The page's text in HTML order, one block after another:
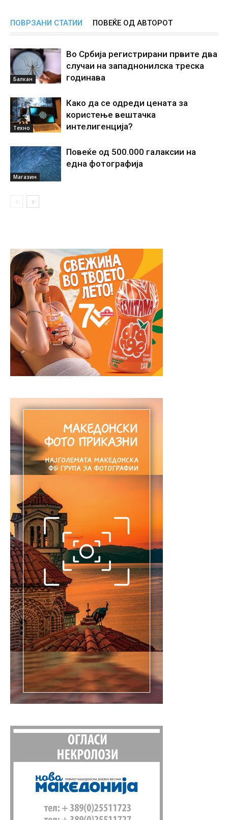
ПОВРЗАНИ СТАТИИ ПОВЕЌЕ ОД АВТОРОТ
Балкан
Во Србија регистрирани првите два
случаи на западнонилска треска
годинава
Техно
Како да се одреди цената за
користење вештачка
интелигенциjа?
Магазин
Повеќе од 500.000 галаксии на
една фотографија